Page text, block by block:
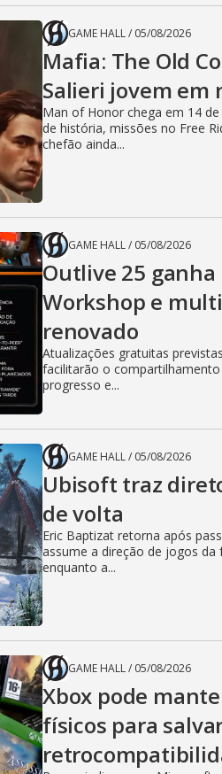
GAME HALL/ 05/08/2026
Mafia: The Old
Salieri jovem em
Man of Honor chega em 14
de história, missões no Free
chefão ainda...
GAME HALL/ 05/08/2026
Outlive 25
Workshop e
renovado
Atualizações gratuitas
facilitarão o
progresso e...
GAME HALL/ 05/08/2026
Ubisoft traz
de volta
Eric Baptizat retorna após
assume a direção de jogos da
enquanto a...
GAME HALL/ 05/08/2026
Xbox pode
físicos para